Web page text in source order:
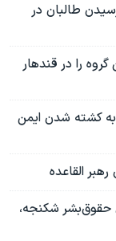
طالبان در
را در قندهار
به کشته شدن ایمن
القاعده
حقوق‌بشر شکنجه،